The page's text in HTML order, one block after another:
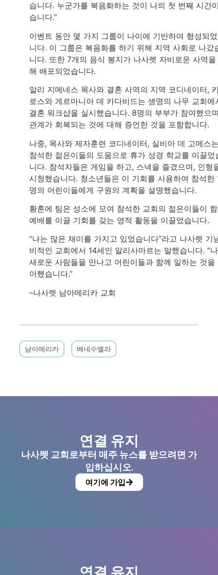
습니다. 누군가를 복음화하는 것이 나의 첫 번째 시간
습니다.”
이벤트 동안 몇 가지 그룹이 나이에 기반하여 형성되
니다. 이 그룹은 복음화를 하기 위해 지역 사회로 나갔
니다. 또한 7개의 음식 봉지가 나사렛 자비로운 사역을
해 배포되었습니다.
알리 지메네스 목사와 결혼 사역의 지역 코디네이터,
로스와 게르마니아 데 카다비드는 생명의 나무 교회에
결혼 워크샵을 실시했습니다. 8명의 부부가 참여했으
관계가 회복되는 것에 대해 증언한 것을 포함합니다.
나중, 목사와 제자훈련 코디네이터, 실비아 데 고메스
참석한 젊은이들의 도움으로 휴가 성경 학교를 이끌었
니다. 참석자들은 게임을 하고, 스낵을 즐겼으며, 인형
시청했습니다. 청소년들은 이 기회를 사용하여 참석한
명의 어린이들에게 구원의 계획을 설명했습니다.
황혼에 팀은 성소에 모여 참석한 교회의 젊은이들이
예배를 이끌 기회를 갖는 영적 활동을 이끌었습니다.
“나는 많은 재미를 가지고 있었습니다”라고 나사렛 기
비적인 교회에서 14세인 알리사마르는 말했습니다. “
새로운 사람들을 만나고 어린이들과 함께 일하는 것을
아했습니다.”
–나사렛 남아메리카 교회
남아메리카 베네수엘라
연결 유지
나사렛 교회로부터 매주 뉴스를 받으려면 가
입하십시오.
여기에 가입
연결 유지